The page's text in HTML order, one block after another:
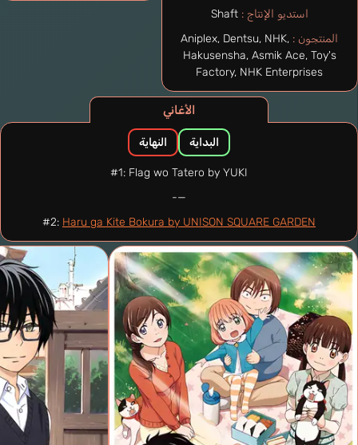
استديو الإنتاج : Shaft
المنتجون : Aniplex, Dentsu, NHK,
Hakusensha, Asmik Ace, Toy's
Factory, NHK Enterprises
الأغاني
البداية النهاية
#1: Flag wo Tatero by YUKI
—-
#2: Haru ga Kite Bokura by UNISON SQUARE GARDEN